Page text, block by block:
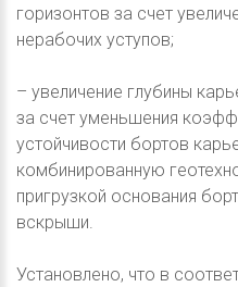
горизонтов за счет
нерабочих уступов;
– увеличение глубины
за счет уменьшения
устойчивости бортов
комбинированную
пригрузкой основания
вскрыши.
Установлено, что в